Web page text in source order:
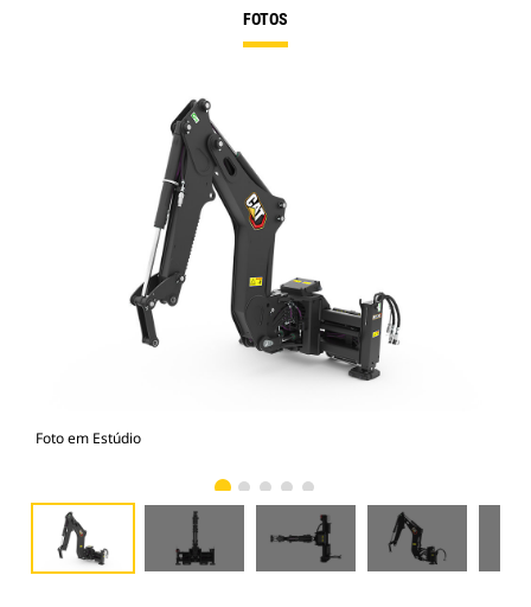
FOTOS
Foto em Estúdio